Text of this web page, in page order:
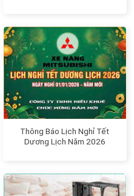
Thông Báo Lịch Nghỉ Tết
Dương Lịch Năm 2026